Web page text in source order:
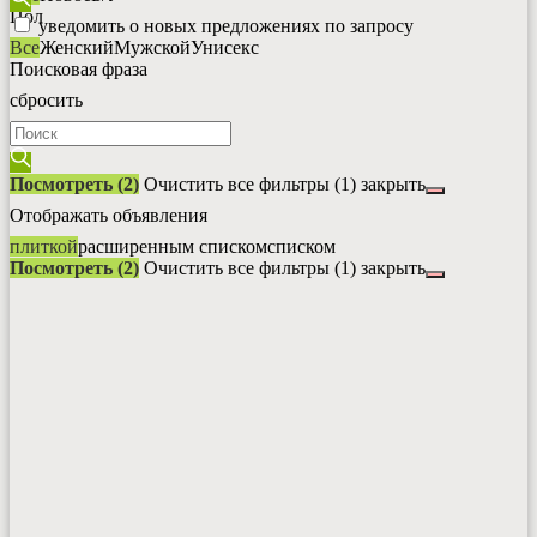
Пол
ВсеЖенскийМужскойУнисекс
Поисковая фраза
сбросить
Посмотреть (2) Очистить все фильтры (1) закрыть
Отображать объявления
плиткойрасширенным спискомсписком
Посмотреть (2) Очистить все фильтры (1) закрыть
уведомить о новых предложениях по запросу